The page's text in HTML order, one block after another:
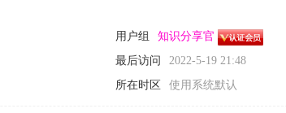
用户组 知识分享官
最后访问 2022-5-19 21:48
所在时区 使用系统默认